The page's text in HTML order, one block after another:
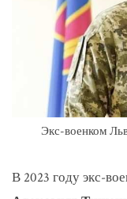
Экс-военком
В 2023 году экс-